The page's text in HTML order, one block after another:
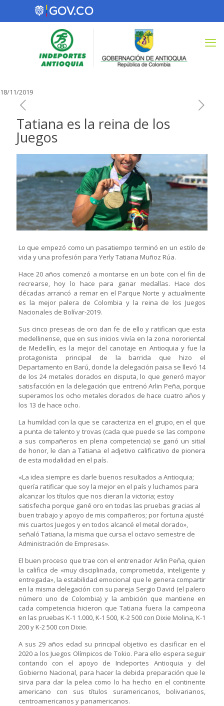
18/11/2019
Tatiana es la reina de los
Juegos
Lo que empezó como un pasatiempo terminó en un estilo de
vida y una profesión para Yerly Tatiana Muñoz Rúa.
Hace 20 años comenzó a montarse en un bote con el fin de
recrearse, hoy lo hace para ganar medallas. Hace dos
décadas arrancó a remar en el Parque Norte y actualmente
es la mejor palera de Colombia y la reina de los Juegos
Nacionales de Bolívar-2019.
Sus cinco preseas de oro dan fe de ello y ratifican que esta
medellinense, que en sus inicios vivía en la zona nororiental
de Medellín, es la mejor del canotaje en Antioquia y fue la
protagonista principal de la barrida que hizo el
Departamento en Barú, donde la delegación paisa se llevó 14
de los 24 metales dorados en disputa, lo que generó mayor
satisfacción en la delegación que entrenó Arlin Peña, porque
superamos los ocho metales dorados de hace cuatro años y
los 13 de hace ocho.
La humildad con la que se caracteriza en el grupo, en el que
a punta de talento y trovas (cada que puede se las compone
a sus compañeros en plena competencia) se ganó un sitial
de honor, le dan a Tatiana el adjetivo calificativo de pionera
de esta modalidad en el país.
«La idea siempre es darle buenos resultados a Antioquia;
quería ratificar que soy la mejor en el país y luchamos para
alcanzar los títulos que nos dieran la victoria; estoy
satisfecha porque gané oro en todas las pruebas gracias al
buen trabajo y apoyo de mis compañeros; por fortuna ajusté
mis cuartos Juegos y en todos alcancé el metal dorado»,
señaló Tatiana, la misma que cursa el octavo semestre de
Administración de Empresas».
El buen proceso que trae con el entrenador Arlin Peña, quien
la califica de «muy disciplinada, comprometida, inteligente y
entregada», la estabilidad emocional que le genera compartir
en la misma delegación con su pareja Sergio David (el palero
número uno de Colombia) y la ambición que mantiene en
cada competencia hicieron que Tatiana fuera la campeona
en las pruebas K-1 1.000, K-1 500, K-2 500 con Dixie Molina, K-1
200 y K-2 500 con Dixie.
A sus 29 años edad su principal objetivo es clasificar en el
2020 a los Juegos Olímpicos de Tokio. Para ello espera seguir
contando con el apoyo de Indeportes Antioquia y del
Gobierno Nacional, para hacer la debida preparación que le
sirva para dar la pelea como lo ha hecho en el continente
americano con sus títulos suramericanos, bolivarianos,
centroamericanos y panamericanos.